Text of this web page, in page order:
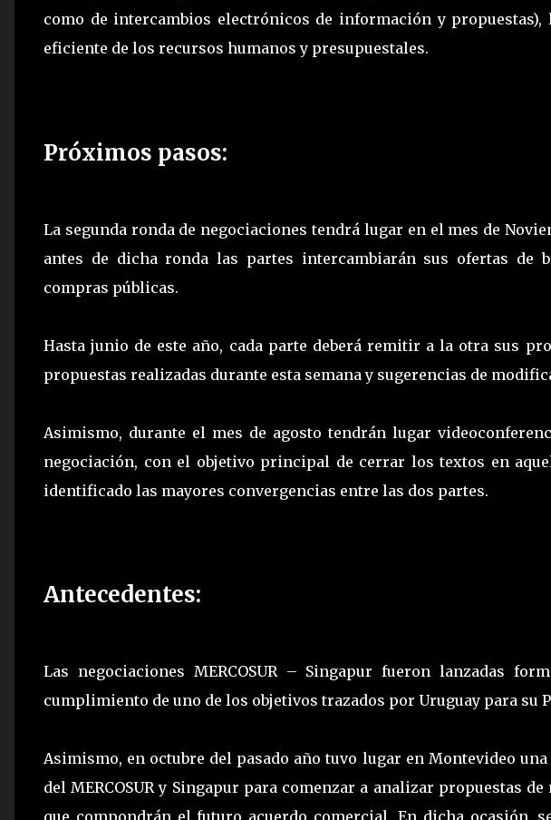
como de intercambios electrónicos de información y
eficiente de los recursos humanos y presupuestales.
Próximos pasos:
La segunda ronda de negociaciones tendrá lugar en el mes de
antes de dicha ronda las partes intercambiarán sus ofertas de
compras públicas.
Hasta junio de este año, cada parte deberá remitir a la otra sus
propuestas realizadas durante esta semana y sugerencias de
Asimismo, durante el mes de agosto tendrán lugar
negociación, con el objetivo principal de cerrar los textos en
identificado las mayores convergencias entre las dos partes.
Antecedentes:
Las negociaciones MERCOSUR – Singapur fueron lanzadas
cumplimiento de uno de los objetivos trazados por Uruguay para su
Asimismo, en octubre del pasado año tuvo lugar en Montevideo
del MERCOSUR y Singapur para comenzar a analizar propuestas